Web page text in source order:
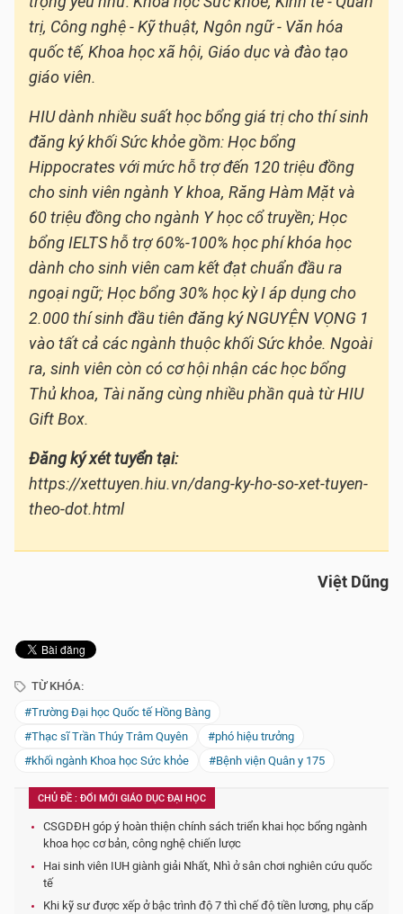
trị, Công nghệ - Kỹ thuật, Ngôn ngữ - Văn hóa
quốc tế, Khoa học xã hội, Giáo dục và đào tạo
giáo viên.
HIU dành nhiều suất học bổng giá trị cho thí sinh
đăng ký khối Sức khỏe gồm: Học bổng
Hippocrates với mức hỗ trợ đến 120 triệu đồng
cho sinh viên ngành Y khoa, Răng Hàm Mặt và
60 triệu đồng cho ngành Y học cổ truyền; Học
bổng IELTS hỗ trợ 60%-100% học phí khóa học
dành cho sinh viên cam kết đạt chuẩn đầu ra
ngoại ngữ; Học bổng 30% học kỳ I áp dụng cho
2.000 thí sinh đầu tiên đăng ký NGUYỆN VỌNG 1
vào tất cả các ngành thuộc khối Sức khỏe. Ngoài
ra, sinh viên còn có cơ hội nhận các học bổng
Thủ khoa, Tài năng cùng nhiều phần quà từ HIU
Gift Box.
Đăng ký xét tuyển tại:
https://xettuyen.hiu.vn/dang-ky-ho-so-xet-tuyen-
theo-dot.html
Việt Dũng
TỪ KHÓA:
#Trường Đại học Quốc tế Hồng Bàng
#Thạc sĩ Trần Thúy Trâm Quyên
#phó hiệu trưởng
#khối ngành Khoa học Sức khỏe
#Bệnh viện Quân y 175
CHỦ ĐỀ : ĐỔI MỚI GIÁO DỤC ĐẠI HỌC
CSGDĐH góp ý hoàn thiện chính sách triển khai học bổng ngành
khoa học cơ bản, công nghệ chiến lược
Hai sinh viên IUH giành giải Nhất, Nhì ở sân chơi nghiên cứu quốc
tế
Khi kỹ sư được xếp ở bậc trình độ 7 thì chế độ tiền lương, phụ cấp